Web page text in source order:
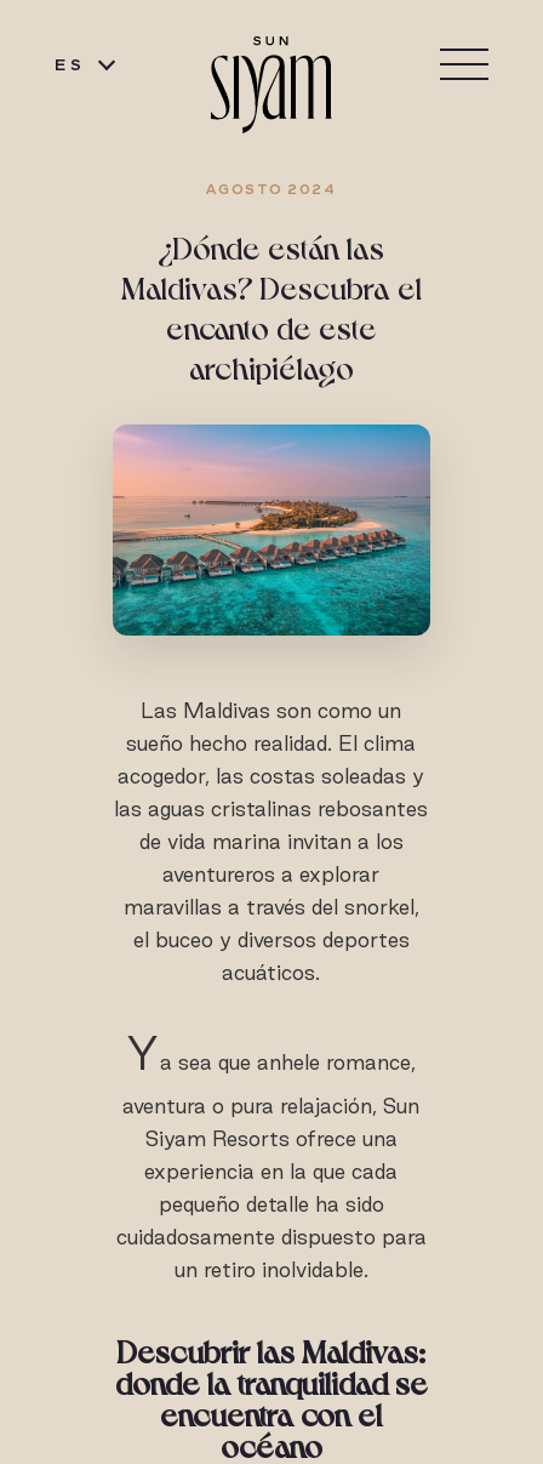
ES
AGOSTO 2024
¿Dónde están las
Maldivas? Descubra el
encanto de este
archipiélago
Las Maldivas son como un
sueño hecho realidad. El clima
acogedor, las costas soleadas y
las aguas cristalinas rebosantes
de vida marina invitan a los
aventureros a explorar
maravillas a través del snorkel,
el buceo y diversos deportes
acuáticos.
Ya sea que anhele romance,
aventura o pura relajación, Sun
Siyam Resorts ofrece una
experiencia en la que cada
pequeño detalle ha sido
cuidadosamente dispuesto para
un retiro inolvidable.
Descubrir las Maldivas:
donde la tranquilidad se
encuentra con el
océano